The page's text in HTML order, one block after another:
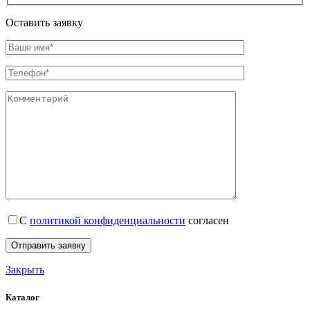
Оставить заявку
С политикой конфиденциальности согласен
Закрыть
Каталог